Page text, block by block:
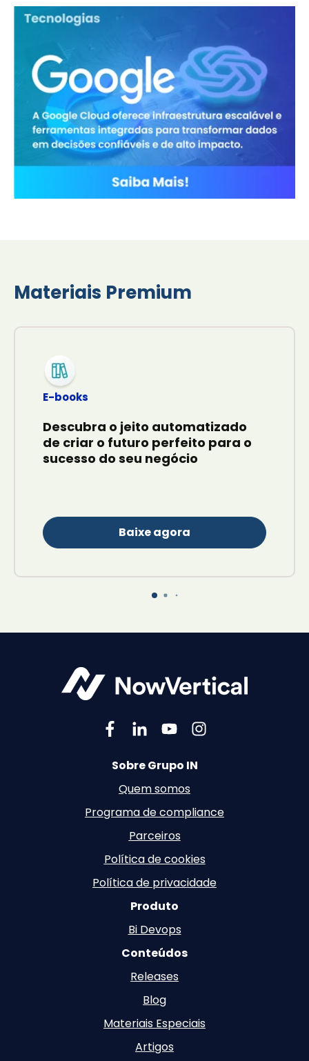
Materiais Premium
E-books
Descubra o jeito automatizado
de criar o futuro perfeito para o
sucesso do seu negócio
Baixe agora
Sobre Grupo IN
Quem somos
Programa de compliance
Parceiros
Política de cookies
Política de privacidade
Produto
Bi Devops
Conteúdos
Releases
Blog
Materiais Especiais
Artigos